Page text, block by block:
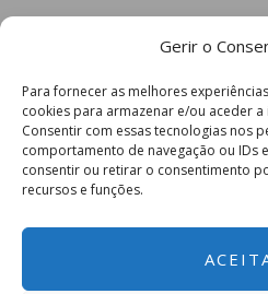
Gerir o
Para fornecer as melhores
cookies para armazenar e/ou aceder
Consentir com essas tecnologias nos
comportamento de navegação ou IDs
consentir ou retirar o consentimento
recursos e funções.